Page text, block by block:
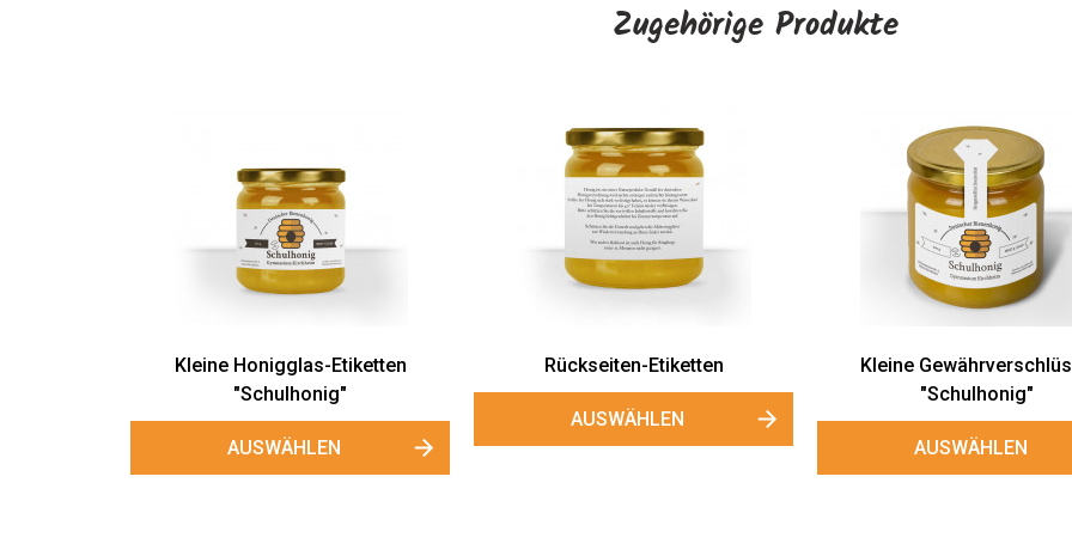
Zugehörige Produkte
Kleine Honigglas-Etiketten
"Schulhonig"
AUSWÄHLEN
Rückseiten-Etiketten
AUSWÄHLEN
Kleine
"Schulhonig"
AUSWÄHLEN